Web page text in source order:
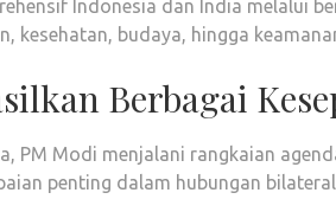
Indonesia dan India melalui
kesehatan, budaya, hingga
Berbagai
PM Modi menjalani rangkaian
penting dalam hubungan